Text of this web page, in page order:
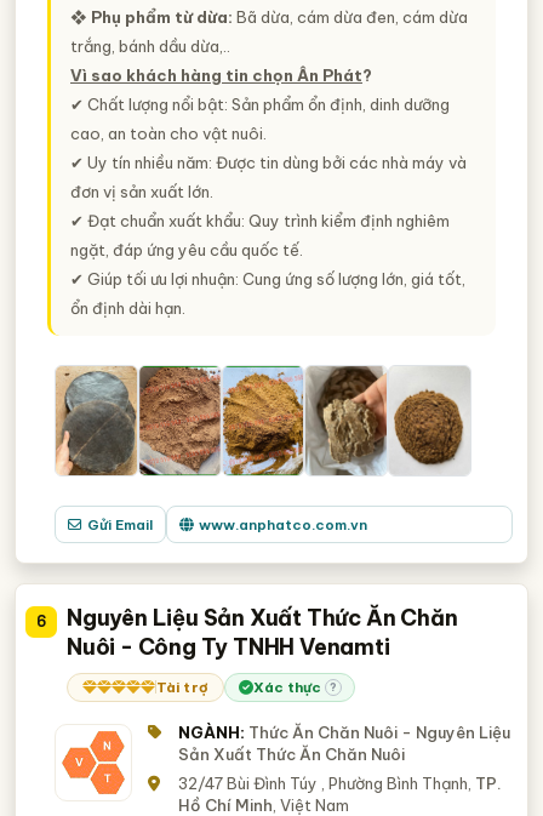
❖ Phụ phẩm từ dừa: Bã dừa, cám dừa đen, cám dừa
trắng, bánh dầu dừa,..
Vì sao khách hàng tin chọn Ân Phát?
✔ Chất lượng nổi bật: Sản phẩm ổn định, dinh dưỡng
cao, an toàn cho vật nuôi.
✔ Uy tín nhiều năm: Được tin dùng bởi các nhà máy và
đơn vị sản xuất lớn.
✔ Đạt chuẩn xuất khẩu: Quy trình kiểm định nghiêm
ngặt, đáp ứng yêu cầu quốc tế.
✔ Giúp tối ưu lợi nhuận: Cung ứng số lượng lớn, giá tốt,
ổn định dài hạn.
Gửi Email www.anphatco.com.vn
6
Nguyên Liệu Sản Xuất Thức Ăn Chăn
Nuôi - Công Ty TNHH Venamti
Tài trợ Xác thực ?
NGÀNH: Thức Ăn Chăn Nuôi - Nguyên Liệu
Sản Xuất Thức Ăn Chăn Nuôi
32/47 Bùi Đình Túy , Phường Bình Thạnh, TP.
Hồ Chí Minh , Việt Nam